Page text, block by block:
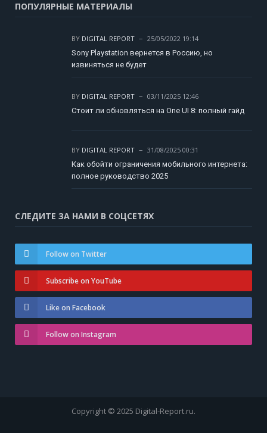
ПОПУЛЯРНЫЕ МАТЕРИАЛЫ
BY DIGITAL REPORT
25/05/2022 19:14
Sony Playstation вернется в Россию, но
извиняться не будет
BY DIGITAL REPORT
03/11/2025 12:46
Стоит ли обновляться на One UI 8: полный гайд
BY DIGITAL REPORT
31/08/2025 00:31
Как обойти ограничения мобильного интернета:
полное руководство 2025
СЛЕДИТЕ ЗА НАМИ В СОЦСЕТЯХ
Follow on Twitter
Subscribe on YouTube
Like on Facebook
Follow on Instagram
Copyright © 2025 Digital-Report.ru.